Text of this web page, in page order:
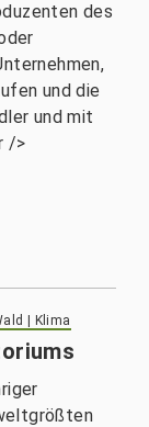
des
und die
und mit
/>
| Klima